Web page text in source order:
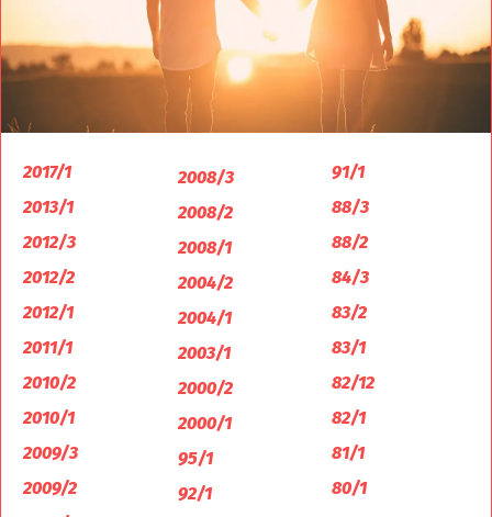
2017/1
2013/1
2012/3
2012/2
2012/1
2011/1
2010/2
2010/1
2009/3
2009/2
2008/3
2008/2
2008/1
2004/2
2004/1
2003/1
2000/2
2000/1
95/1
92/1
91/1
88/3
88/2
84/3
83/2
83/1
82/12
82/1
81/1
80/1